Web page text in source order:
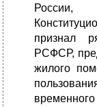
России,
признал
РСФСР,
жилого